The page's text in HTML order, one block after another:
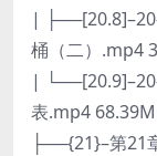
|
桶（二）.mp4
|
表.mp4 68.39M
├──{21}–第21